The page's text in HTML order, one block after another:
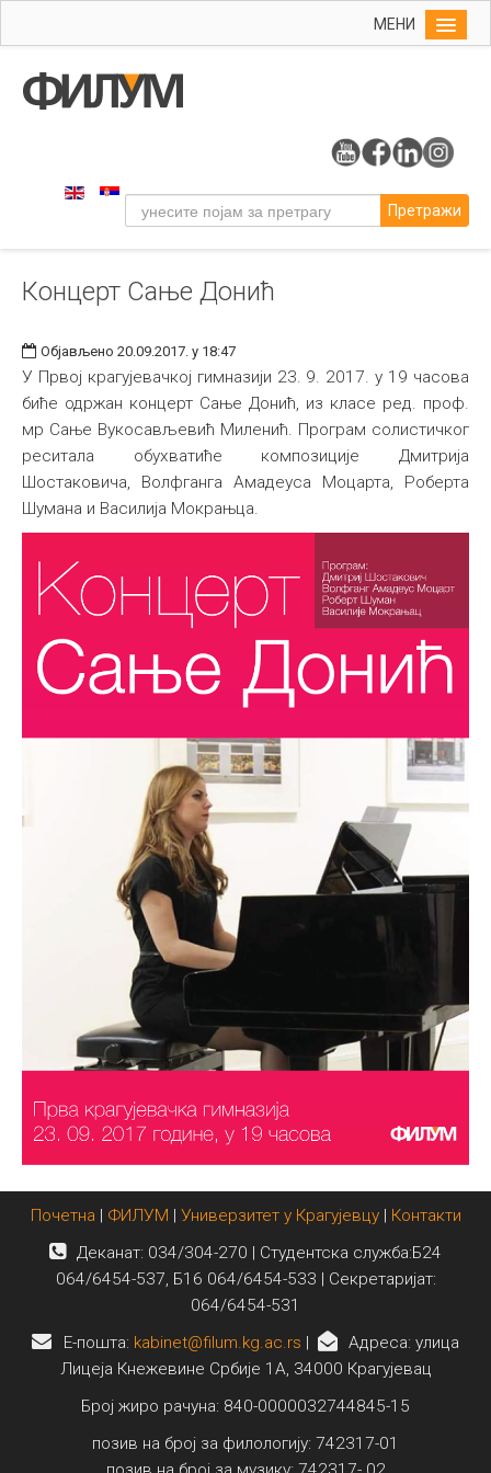
МЕНИ
Упис
Уметност
Музичка уметност
Галерија
Издаваштво
Библиотека
Студенти
Међународна
Претражи
Концерт Сaње Донић
Објављено 20.09.2017. у 18:47
У Првој крагујевачкој гимназији 23. 9. 2017. у 19 часова
биће одржан концерт Сaње Донић, из класе ред. проф.
мр Сање Вукосављевић Миленић. Програм солистичког
реситала обухватиће композиције Дмитрија
Шостаковича, Волфганга Амадеуса Моцарта, Роберта
Шумана и Василија Мокрањца.
Почетна | ФИЛУМ | Универзитет у Крагујевцу| Контакти
Деканат: 034/304-270 | Студентска служба:Б24
064/6454-537, Б16 064/6454-533 | Секретаријат:
064/6454-531
E-пошта: kabinet@filum.kg.ac.rs |
Адреса: улица
Лицеја Кнежевине Србије 1А, 34000 Крагујевац
Број жиро рачуна: 840-0000032744845-15
позив на број за филологију: 742317-01